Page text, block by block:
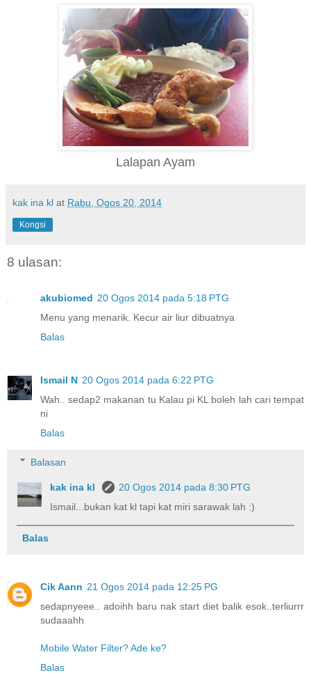
Lalapan Ayam
kak ina kl at Rabu, Ogos 20, 2014
Kongsi
8 ulasan:
akubiomed 20 Ogos 2014 pada 5:18 PTG
Menu yang menarik. Kecur air liur dibuatnya
Balas
Ismail N 20 Ogos 2014 pada 6:22 PTG
Wah.. sedap2 makanan tu Kalau pi KL boleh lah cari tempat
ni
Balas
Balasan
kak ina kl
20 Ogos 2014 pada 8:30 PTG
Ismail...bukan kat kl tapi kat miri sarawak lah :)
Balas
Cik Aann 21 Ogos 2014 pada 12:25 PG
sedapnyeee.. adoihh baru nak start diet balik esok..terliurrr
sudaaahh
Mobile Water Filter? Ade ke?
Balas